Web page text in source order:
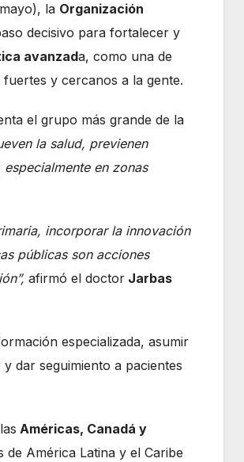
la Organización
decisivo para fortalecer y
avanzada, como una de
y cercanos a la gente.
el grupo más grande de la
la salud, previenen
en zonas
incorporar la innovación
públicas son acciones
afirmó el doctor Jarbas
especializada, asumir
dar seguimiento a pacientes
Américas, Canadá y
América Latina y el Caribe